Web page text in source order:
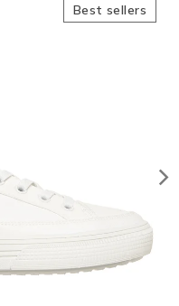
Best sellers